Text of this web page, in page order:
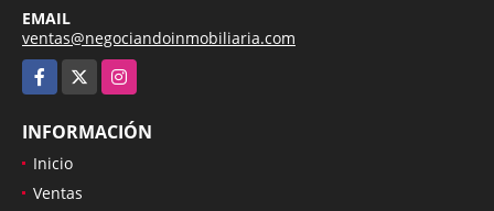
EMAIL
ventas@negociandoinmobiliaria.com
Facebook
Instagram
INFORMACIÓN
Inicio
Ventas